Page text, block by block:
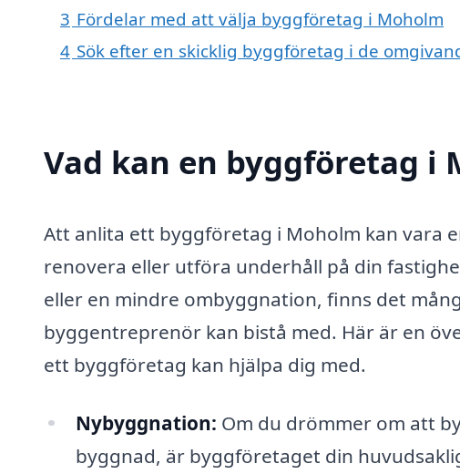
3 Fördelar med att välja byggföretag i Moholm
4 Sök efter en skicklig byggföretag i de
Vad kan en byggföretag i
Att anlita ett byggföretag i Moholm kan vara
renovera eller utföra underhåll på din
eller en mindre ombyggnation, finns det
byggentreprenör kan bistå med. Här är en
ett byggföretag kan hjälpa dig med.
Nybyggnation: Om du drömmer om att
byggnad, är byggföretaget din